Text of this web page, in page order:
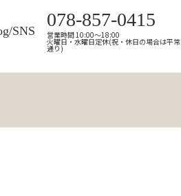
SNS
078-857-0415
営業時間 10:00～18:00
火曜日・水曜日定休(祝・休日の場合は平常
通り)